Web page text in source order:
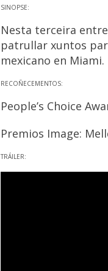
SINOPSE:
Nesta terceira
patrullar xuntos
mexicano en Miami.
RECOÑECEMENTOS:
People’s Choice
Premios Image:
TRÁILER: